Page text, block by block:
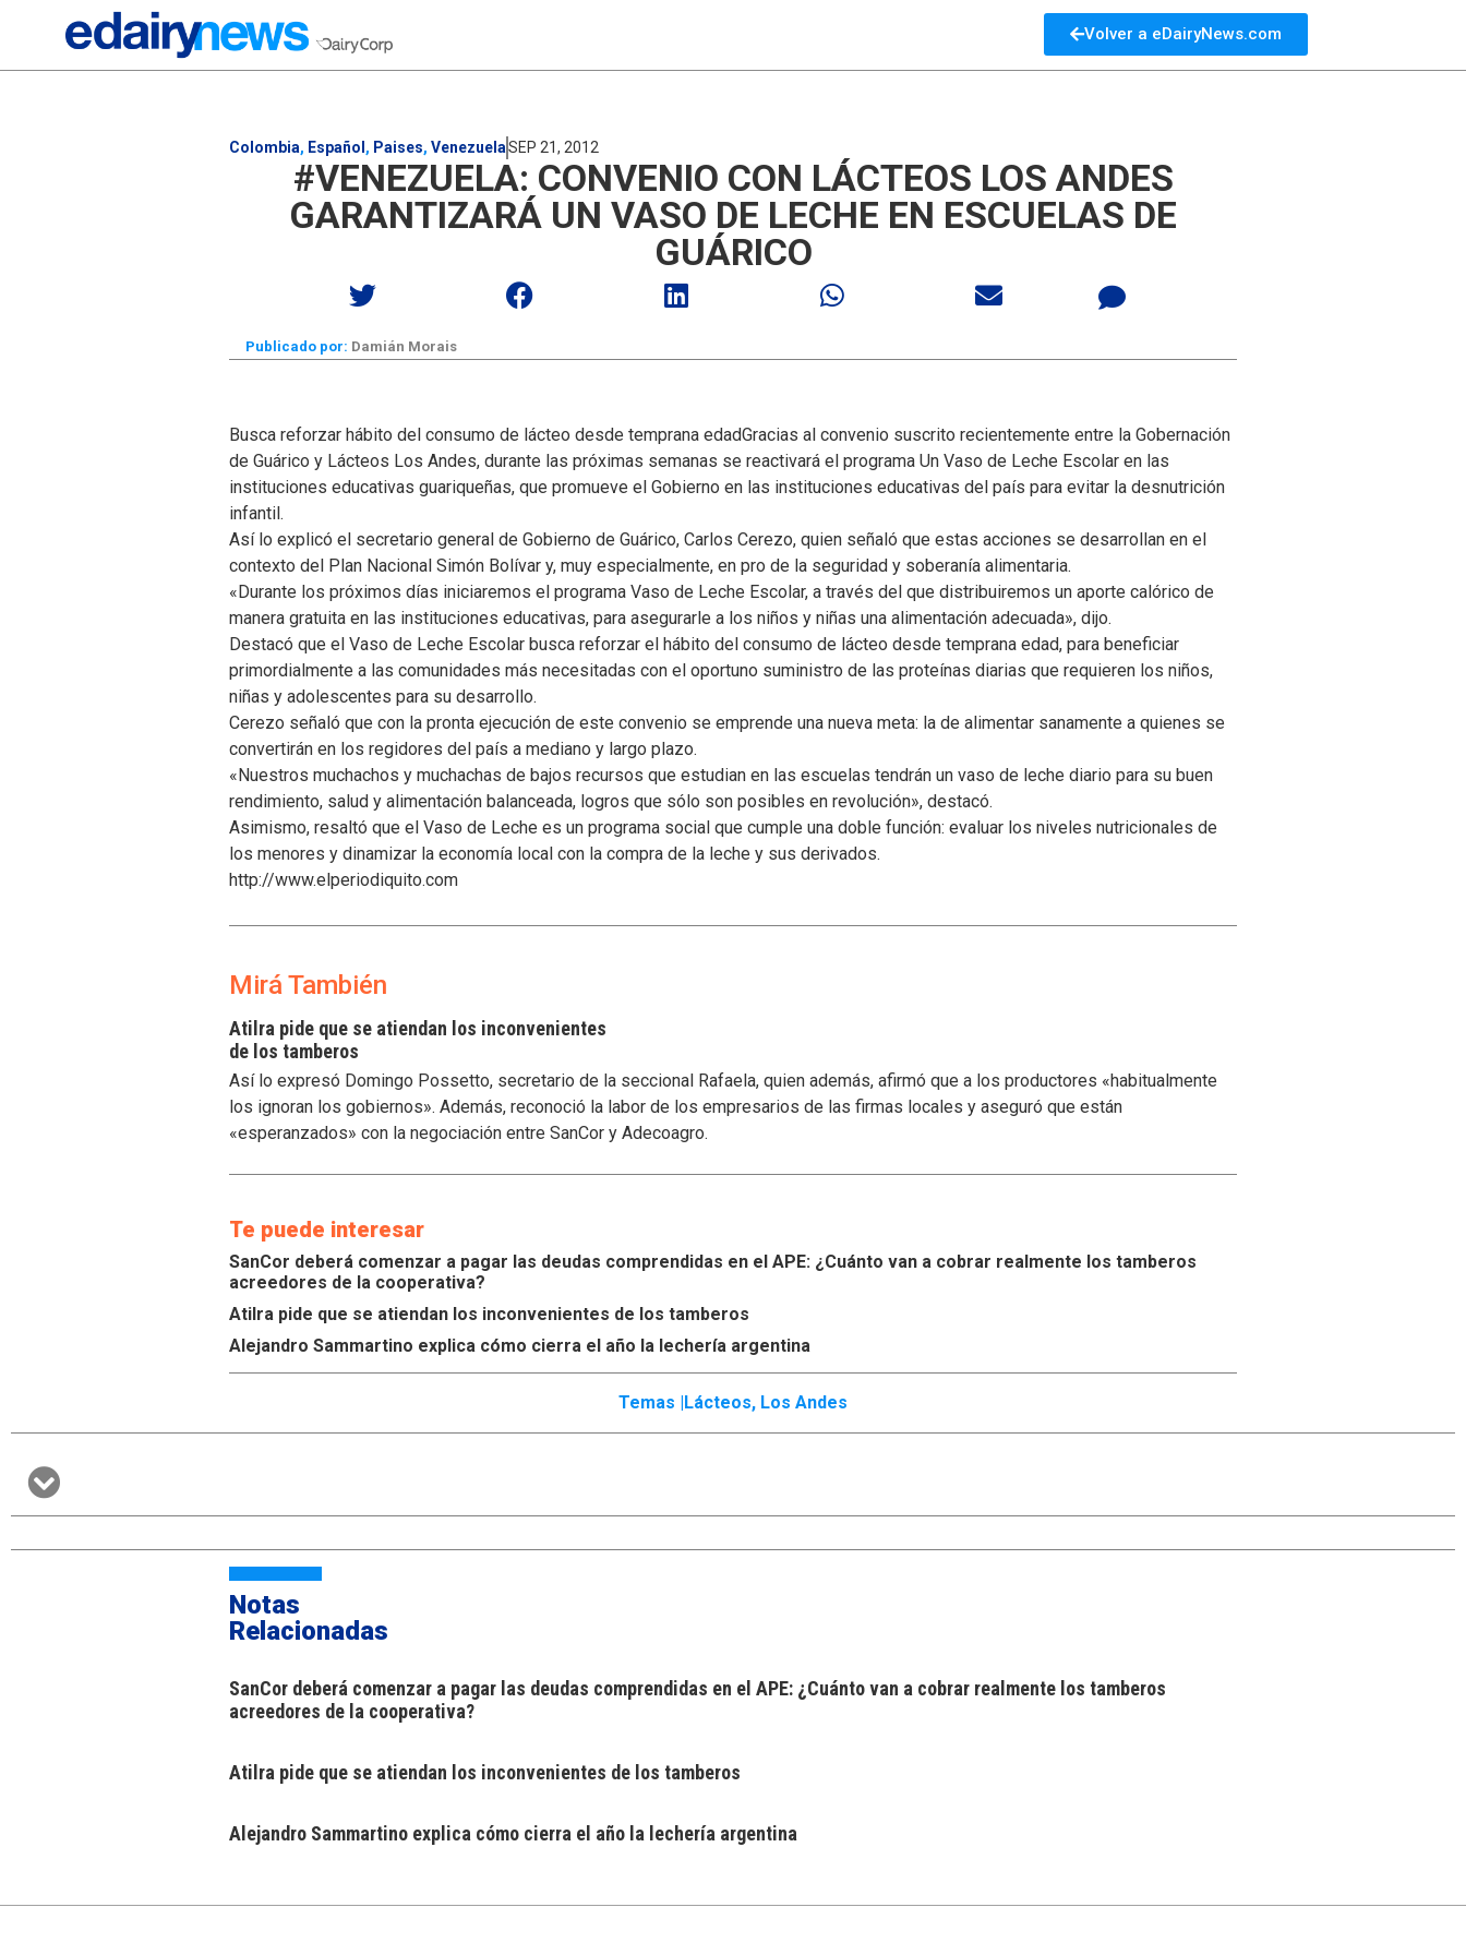
Volver a eDairyNews.com
Colombia, Español , Paises, VenezuelaSEP 21, 2012
#VENEZUELA: CONVENIO CON LÁCTEOS LOS ANDES
GARANTIZARÁ UN VASO DE LECHE EN ESCUELAS DE
GUÁRICO
Publicado por: Damián Morais
Busca reforzar hábito del consumo de lácteo desde temprana edadGracias al convenio suscrito recientemente entre la Gobernación
de Guárico y Lácteos Los Andes, durante las próximas semanas se reactivará el programa Un Vaso de Leche Escolar en las
instituciones educativas guariqueñas, que promueve el Gobierno en las instituciones educativas del país para evitar la desnutrición
infantil.
Así lo explicó el secretario general de Gobierno de Guárico, Carlos Cerezo, quien señaló que estas acciones se desarrollan en el
contexto del Plan Nacional Simón Bolívar y, muy especialmente, en pro de la seguridad y soberanía alimentaria.
«Durante los próximos días iniciaremos el programa Vaso de Leche Escolar, a través del que distribuiremos un aporte calórico de
manera gratuita en las instituciones educativas, para asegurarle a los niños y niñas una alimentación adecuada», dijo.
Destacó que el Vaso de Leche Escolar busca reforzar el hábito del consumo de lácteo desde temprana edad, para beneficiar
primordialmente a las comunidades más necesitadas con el oportuno suministro de las proteínas diarias que requieren los niños,
niñas y adolescentes para su desarrollo.
Cerezo señaló que con la pronta ejecución de este convenio se emprende una nueva meta: la de alimentar sanamente a quienes se
convertirán en los regidores del país a mediano y largo plazo.
«Nuestros muchachos y muchachas de bajos recursos que estudian en las escuelas tendrán un vaso de leche diario para su buen
rendimiento, salud y alimentación balanceada, logros que sólo son posibles en revolución», destacó.
Asimismo, resaltó que el Vaso de Leche es un programa social que cumple una doble función: evaluar los niveles nutricionales de
los menores y dinamizar la economía local con la compra de la leche y sus derivados.
http://www.elperiodiquito.com
Mirá También
Atilra pide que se atiendan los inconvenientes
de los tamberos
Así lo expresó Domingo Possetto, secretario de la seccional Rafaela, quien además, afirmó que a los productores «habitualmente
los ignoran los gobiernos». Además, reconoció la labor de los empresarios de las firmas locales y aseguró que están
«esperanzados» con la negociación entre SanCor y Adecoagro.
Te puede interesar
SanCor deberá comenzar a pagar las deudas comprendidas en el APE: ¿Cuánto van a cobrar realmente los tamberos
acreedores de la cooperativa?
Atilra pide que se atiendan los inconvenientes de los tamberos
Alejandro Sammartino explica cómo cierra el año la lechería argentina
Temas | Lácteos, Los Andes
Notas
Relacionadas
SanCor deberá comenzar a pagar las deudas comprendidas en el APE: ¿Cuánto van a cobrar realmente los tamberos
acreedores de la cooperativa?
Atilra pide que se atiendan los inconvenientes de los tamberos
Alejandro Sammartino explica cómo cierra el año la lechería argentina